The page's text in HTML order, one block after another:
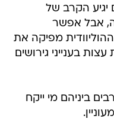
יגיע הקרב של
אבל אפשר
מפיקה את
בענייני גירושים
ביניהם מי ייקח